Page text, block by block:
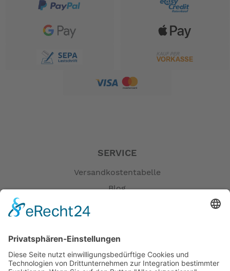
SERVICE
Versandkostentabelle
Blog
Erklärung zur Barrierefreiheit
AGB
Öffnungszeiten
Versandpartner